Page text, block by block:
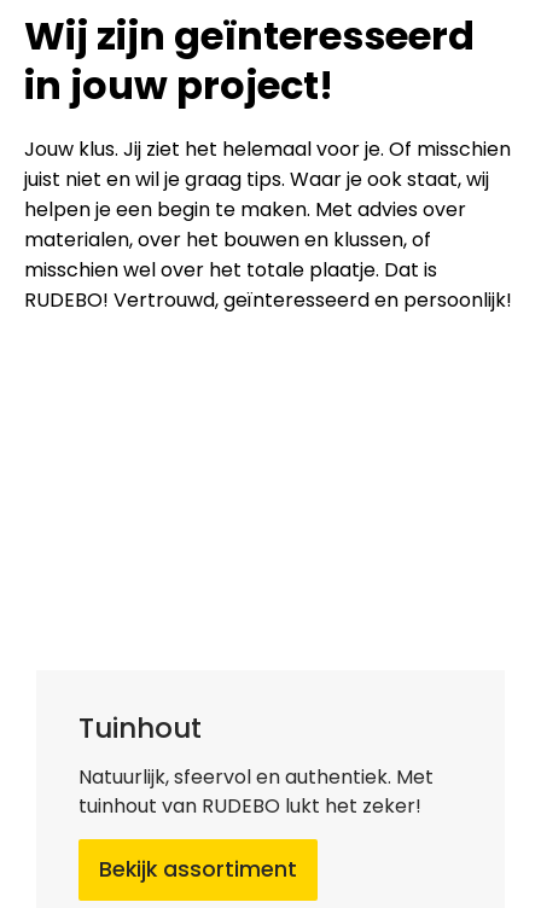
Wij zijn geïnteresseerd
in jouw project!
Jouw klus. Jij ziet het helemaal voor je. Of misschien
juist niet en wil je graag tips. Waar je ook staat, wij
helpen je een begin te maken. Met advies over
materialen, over het bouwen en klussen, of
misschien wel over het totale plaatje. Dat is
RUDEBO! Vertrouwd, geïnteresseerd en persoonlijk!
Tuinhout
Natuurlijk, sfeervol en authentiek. Met
tuinhout van RUDEBO lukt het zeker!
Bekijk assortiment